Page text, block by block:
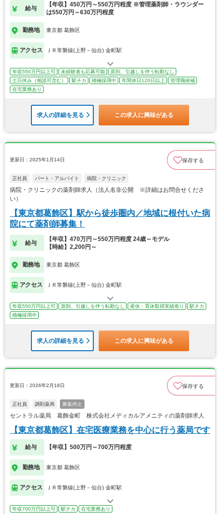
給与
【年収】450万円～550万円程度 ※管理薬剤師・ラウンダー
は550万円～630万円程度
勤務地 東京都 葛飾区
アクセス ＪＲ常磐線(上野－仙台) 金町駅
年収550万円以上可 未経験者も応募可能
原則、引越しを伴う転勤なし
土日休み（相談可含む）
駅チカ 積極採用中 年間休日120日以上
管理職候補
在宅業務あり
求人の詳細を見る この求人に興味がある
更新日：2025年1月14日 保存する
正社員 パート・アルバイト 病院・クリニック
病院・クリニックの薬剤師求人（法人名非公開 ※詳細はお問合せくださ
い）
【東京都葛飾区】駅から徒歩圏内／地域に根付いた病
院にて薬剤師募集！
給与
【年収】470万円～550万円程度 24歳～モデル
【時給】2,200円～
勤務地 東京都 葛飾区
アクセス ＪＲ常磐線(上野－仙台) 金町駅
年収550万円以上可 原則、引越しを伴う転勤なし 産休・育休取得実績有り
駅チカ
積極採用中
求人の詳細を見る この求人に興味がある
更新日：2026年2月18日 保存する
正社員 調剤薬局 募集停止
セントラル薬局 葛飾金町 株式会社メディカルアメニティの薬剤師求人
【東京都葛飾区】在宅医療業務を中心に行う薬局です
給与 【年収】500万円～700万円程度
勤務地 東京都 葛飾区
アクセス ＪＲ常磐線(上野－仙台) 金町駅
年収700万円以上可 駅チカ 在宅業務あり